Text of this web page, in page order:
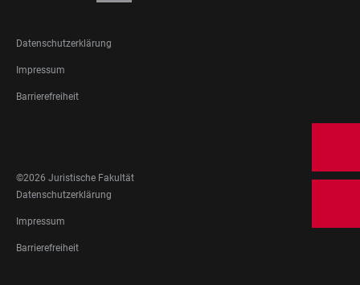
FOOTER
LEGAL
Datenschutzerklärung
Impressum
Barrierefreiheit
MEDIA
©2026 Juristische Fakultät
FOOTER
LEGAL
Datenschutzerklärung
Impressum
Barrierefreiheit